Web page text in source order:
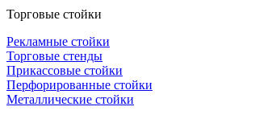
Торговые стойки
Рекламные стойки
Торговые стенды
Прикассовые стойки
Перфорированные стойки
Металлические стойки